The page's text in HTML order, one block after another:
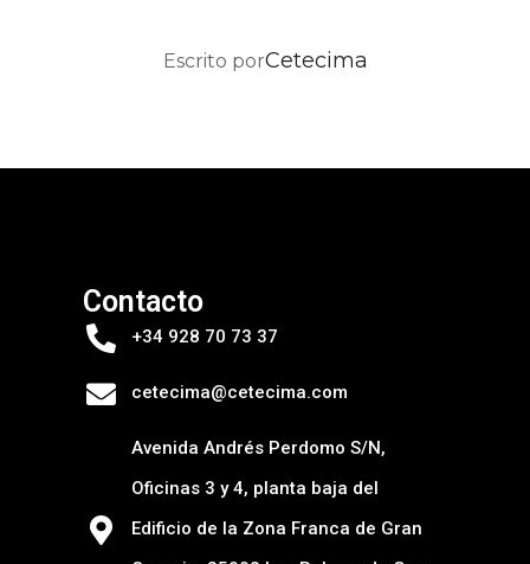
AUTOR DE LA PUBLICACIÓN
Escrito porCetecima
Contacto
+34 928 70 73 37
cetecima@cetecima.com
Avenida Andrés Perdomo S/N,
Oficinas 3 y 4, planta baja del
Edificio de la Zona Franca de Gran